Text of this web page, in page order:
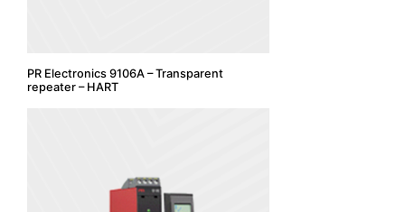
PR Electronics 9106A – Transparent
repeater – HART